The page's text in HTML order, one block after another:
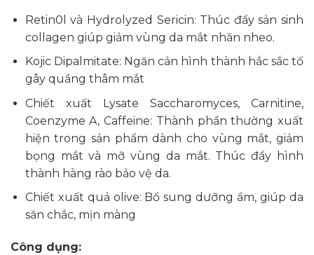
Retin0l và Hydrolyzed Sericin: Thúc đẩy sản sinh
collagen giúp giảm vùng da mắt nhăn nheo.
Kojic Dipalmitate: Ngăn cản hình thành hắc sắc tố
gây quầng thâm mắt
Chiết xuất Lysate Saccharomyces, Carnitine,
Coenzyme A, Caffeine: Thành phần thường xuất
hiện trong sản phẩm dành cho vùng mắt, giảm
bọng mắt và mỡ vùng da mắt. Thúc đẩy hình
thành hàng rào bảo vệ da.
Chiết xuất quả olive: Bổ sung dưỡng ẩm, giúp da
săn chắc, mịn màng
Công dụng: